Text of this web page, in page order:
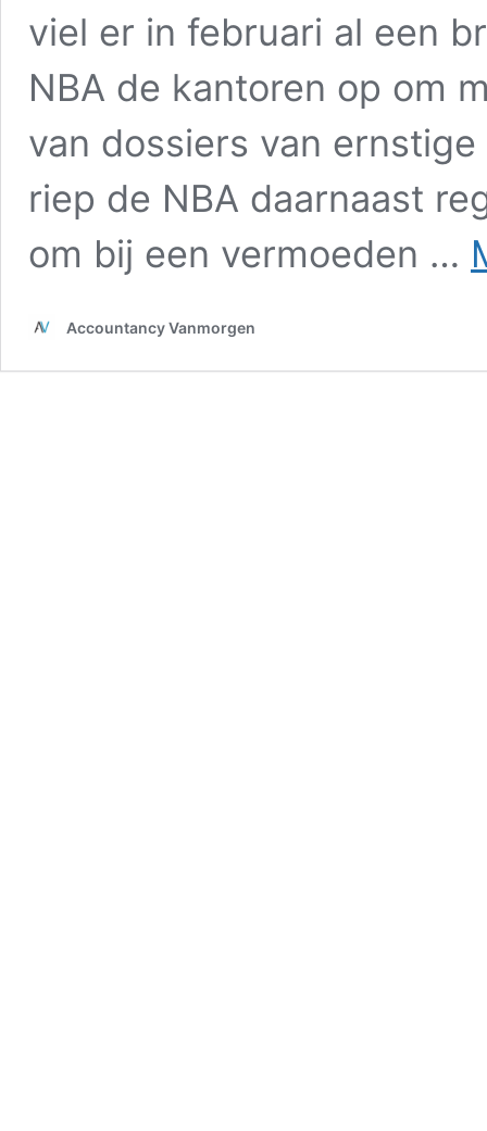
viel er in februari al een
NBA de kantoren op om
van dossiers van
riep de NBA daarnaast
om bij een vermoeden …
Accountancy Vanmorgen